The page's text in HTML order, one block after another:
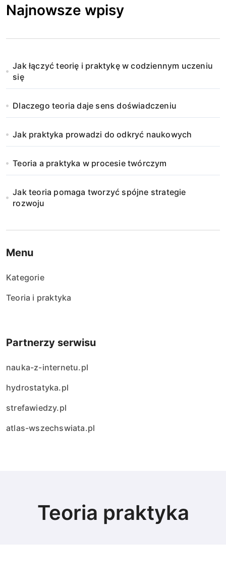
r
o
c
o
w
a
s
w
Najnowsze wpisy
Jak łączyć teorię i praktykę w codziennym uczeniu
się
Dlaczego teoria daje sens doświadczeniu
Jak praktyka prowadzi do odkryć naukowych
Teoria a praktyka w procesie twórczym
Jak teoria pomaga tworzyć spójne strategie
rozwoju
Menu
Kategorie
Teoria i praktyka
Partnerzy serwisu
nauka-z-internetu.pl
hydrostatyka.pl
strefawiedzy.pl
atlas-wszechswiata.pl
Teoria praktyka